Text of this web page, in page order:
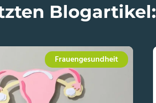
Blogartikel:
Frauengesundheit